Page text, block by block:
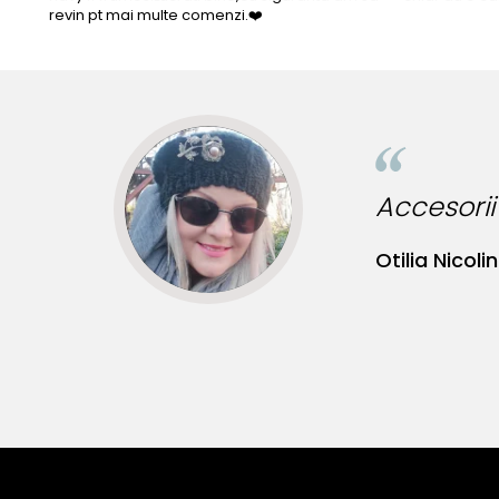
revin pt mai multe comenzi.❤️
Otilia Nicolin